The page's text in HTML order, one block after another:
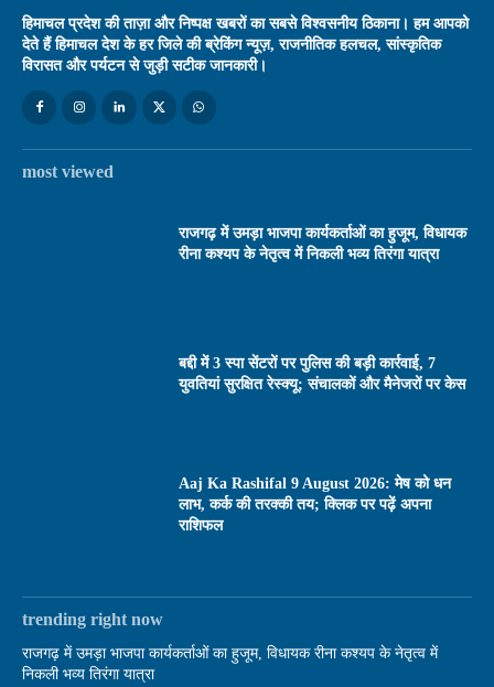
हिमाचल प्रदेश की ताज़ा और निष्पक्ष खबरों का सबसे विश्वसनीय ठिकाना। हम आपको
देते हैं हिमाचल देश के हर जिले की ब्रेकिंग न्यूज़, राजनीतिक हलचल, सांस्कृतिक
विरासत और पर्यटन से जुड़ी सटीक जानकारी।
most viewed
राजगढ़ में उमड़ा भाजपा कार्यकर्ताओं का हुजूम, विधायक
रीना कश्यप के नेतृत्व में निकली भव्य तिरंगा यात्रा
बद्दी में 3 स्पा सेंटरों पर पुलिस की बड़ी कार्रवाई, 7
युवतियां सुरक्षित रेस्क्यू; संचालकों और मैनेजरों पर केस
Aaj Ka Rashifal 9 August 2026: मेष को धन
लाभ, कर्क की तरक्की तय; क्लिक पर पढ़ें अपना
राशिफल
trending right now
राजगढ़ में उमड़ा भाजपा कार्यकर्ताओं का हुजूम, विधायक रीना कश्यप के नेतृत्व में
निकली भव्य तिरंगा यात्रा